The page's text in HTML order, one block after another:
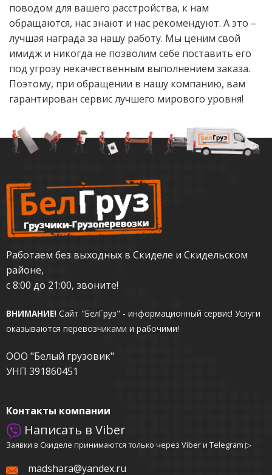
поводом для вашего расстройства, к нам
обращаются, нас знают и нас рекомендуют. А это –
лучшая награда за нашу работу. Мы ценим свой
имидж и никогда не позволим себе поставить его
под угрозу некачественным выполнением заказа.
Поэтому, при обращении в нашу компанию, вам
гарантирован сервис лучшего мирового уровня!
Работаем без выходных в Скиделе и Скидельском
районе,
с 8:00 до 21:00, звоните!
ВНИМАНИЕ! Сайт "БелГруз" - информационный сервис! Услуги
оказываются перевозчиками и рабочими!
ООО "Белый грузовик"
УНП 391860451
Контакты компании
Написать в Viber
Заявки в Скиделе принимаются только через Viber и Telegram ▷
madshara@yandex.ru